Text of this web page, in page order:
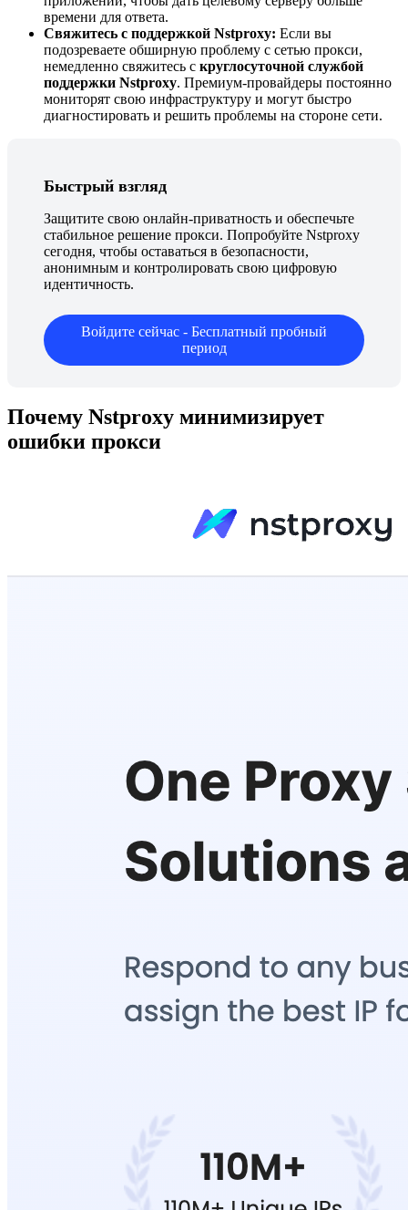
времени для ответа.
Свяжитесь с поддержкой Nstproxy: Если вы
подозреваете обширную проблему с сетью прокси,
немедленно свяжитесь с круглосуточной службой
поддержки Nstproxy. Премиум-провайдеры постоянно
мониторят свою инфраструктуру и могут быстро
диагностировать и решить проблемы на стороне сети.
Быстрый взгляд
Защитите свою онлайн-приватность и обеспечьте
стабильное решение прокси. Попробуйте Nstproxy
сегодня, чтобы оставаться в безопасности,
анонимным и контролировать свою цифровую
идентичность.
Войдите сейчас - Бесплатный пробный
период
Почему Nstproxy минимизирует
ошибки прокси